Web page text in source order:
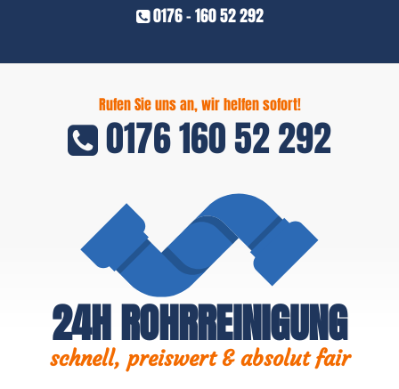
0176 - 160 52 292
Rufen Sie uns an, wir helfen sofort!
0176 160 52 292
24H ROHRREINIGUNG
schnell, preiswert & absolut fair